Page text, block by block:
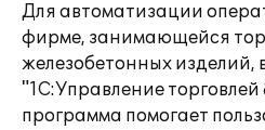
Для автоматизации
фирме, занимающейся
железобетонных изделий,
"1С:Управление
программа помогает